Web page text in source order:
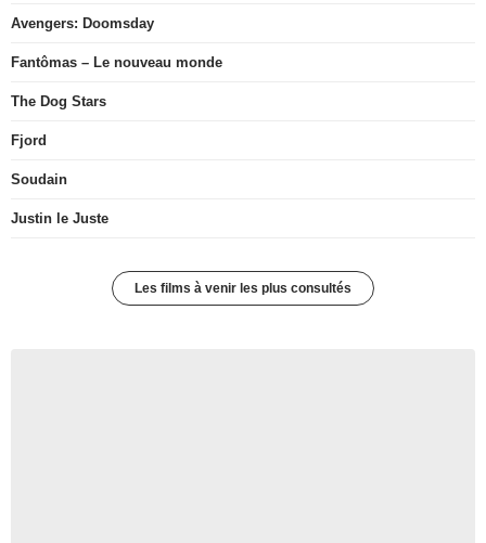
Avengers: Doomsday
Fantômas – Le nouveau monde
The Dog Stars
Fjord
Soudain
Justin le Juste
Les films à venir les plus consultés